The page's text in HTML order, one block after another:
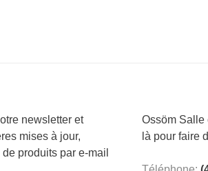
newsletter et
mises à jour,
produits par e-mail
Ossöm Salle
là pour faire